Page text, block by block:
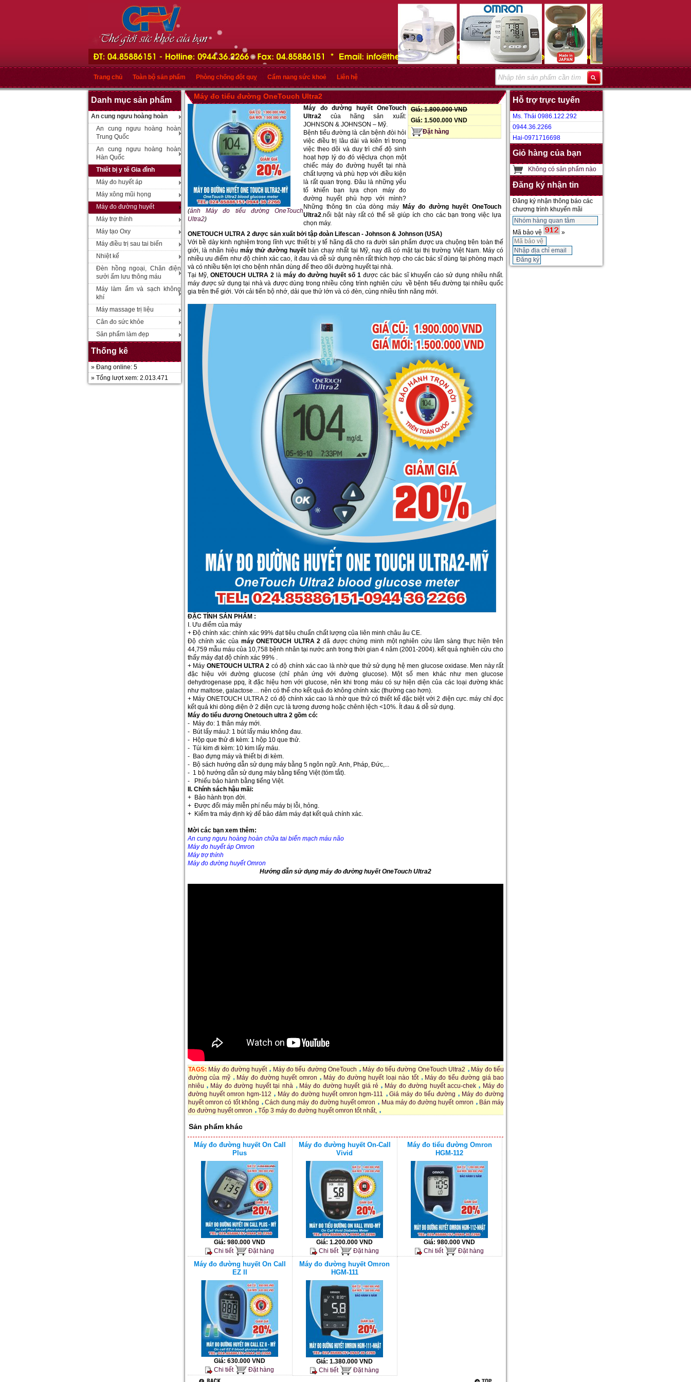
Trang chủ Toàn bộ sản phẩm Phòng chống đột quỵ Cẩm nang sức khoẻ Liên hệ
Danh mục sản phẩm
An cung ngưu hoàng hoàn
An cung ngưu hoàng hoàn
Trung Quốc
An cung ngưu hoàng hoàn
Hàn Quốc
Thiết bị y tế Gia đình
Máy đo huyết áp
Máy xông mũi họng
Máy đo đường huyết
Máy trợ thính
Máy tạo Oxy
Máy điều trị sau tai biến
Nhiệt kế
Đèn hồng ngoại, Chăn điện
sưởi ấm lưu thông máu
Máy làm ẩm và sạch không
khí
Máy massage trị liệu
Cân đo sức khỏe
Sản phẩm làm đẹp
Thống kê
» Đang online: 5
» Tổng lượt xem: 2.013.471
Máy đo tiểu đường OneTouch Ultra2
(ảnh Máy đo tiểu đường OneTouch
Ultra2)
Máy đo đường huyết OneTouch
Ultra2 của hãng sản xuất:
JOHNSON & JOHNSON – Mỹ.
Bệnh tiểu đường là căn bệnh đòi hỏi
việc điều trị lâu dài và kiên trì trong
việc theo dõi và duy trì chế độ sinh
hoạt hợp lý do đó việclựa chọn một
chiếc máy đo đường huyết tại nhà
chất lượng và phù hợp với điều kiện
là rất quan trọng. Đâu là những yếu
tố khiến bạn lựa chọn máy đo
đường huyết phù hợp với mình?
Những thông tin của dòng máy
Máy đo đường huyết OneTouch
Ultra2.nổi bật này rất có thể sẽ giúp ích cho các bạn trong việc lựa
chọn máy.
Giá:1.800.000 VND
Giá: 1.500.000 VND
Đặt hàng
ONETOUCH ULTRA 2 được sản xuất bởi tập đoàn Lifescan - Johnson & Johnson (USA)
Với bề dày kinh nghiệm trong lĩnh vực thiết bị y tế hãng đã cho ra đười sản phẩm được ưa chuộng trên toàn thế
giới, là nhãn hiệu máy thử đường huyết bán chạy nhất tại Mỹ, nay đã có mặt tại thị trường Việt Nam. Máy có
nhiều ưu điểm như độ chính xác cao, ít đau và dễ sử dụng nên rất thích hợp cho các bác sĩ dùng tại phòng mạch
và có nhiều tiện lợi cho bệnh nhân dùng để theo dõi đường huyết tại nhà.
Tại Mỹ, ONETOUCH ULTRA 2 là máy đo đường huyết số 1 được các bác sĩ khuyến cáo sử dụng nhiều nhất.
máy được sử dụng tại nhà và được dùng trong nhiều công trình nghiên cứu về bệnh tiểu đường tại nhiều quốc
gia trên thế giới. Với cải tiến bộ nhớ, dải que thử lớn và có đèn, cùng nhiều tính năng mới.
ĐẶC TÍNH SẢN PHẨM :
I. Ưu điểm của máy
+ Độ chính xác: chính xác 99% đạt tiêu chuẩn chất lượng của liên minh châu âu CE.
Độ chính xác củamáy ONETOUCH ULTRA 2đã được chứng minh một nghiên cứu lâm sàng thực hiện trên
44,759 mẫu máu của 10,758 bệnh nhân tại nước anh trong thời gian 4 năm (2001-2004). kết quả nghiên cứu cho
thấy máy đạt độ chính xác 99% .
+ Máy ONETOUCH ULTRA 2 có độ chính xác cao là nhờ que thử sử dụng hệ men glucose oxidase. Men này rất
đặc hiệu với đường glucose (chỉ phản ứng với đường glucose). Một số men khác như men glucose
dehydrogenase ppq, ít đặc hiệu hơn với glucose, nên khi trong máu có sự hiện diện của các loại đường khác
như maltose, galactose… nên có thể cho kết quả đo không chính xác (thường cao hơn).
+ Máy ONETOUCH ULTRA 2 có độ chính xác cao là nhờ que thử có thiết kế đặc biệt với 2 điện cực. máy chỉ đọc
kết quả khi dòng điện ở 2 điện cực là tương đương hoặc chênh lệch <10%. Ít đau & dễ sử dụng.
Máy đo tiểu đương Onetouch ultra 2 gồm có:
- Máy đo: 1 thân máy mới.
- Bút lấy máuJ: 1 bút lấy máu không đau.
- Hộp que thử đi kèm: 1 hộp 10 que thử.
- Túi kim đi kèm: 10 kim lấy máu.
- Bao đựng máy và thiết bị đi kèm.
- Bộ sách hướng dẫn sử dụng máy bằng 5 ngôn ngữ. Anh, Pháp, Đức,...
- 1 bộ hướng dẫn sử dụng máy bằng tiếng Việt (tóm tắt).
- Phiếu bảo hành bằng tiếng Việt.
II. Chính sách hậu mãi:
+ Bảo hành trọn đời.
+ Được đổi máy miễn phí nếu máy bị lỗi, hỏng.
+ Kiểm tra máy định kỳ để bảo đảm máy đạt kết quả chính xác.
Mời các bạn xem thêm:
An cung ngưu hoàng hoàn chữa tai biến mạch máu não
Máy đo huyết áp Omron
Máy trợ thính
Máy đo đường huyết Omron
Hướng dẫn sử dụng máy đo đường huyếtOneTouch Ultra2
TAGS: Máy đo đường huyết Máy đo tiểu đường OneTouch Máy đo tiểu đường OneTouch Ultra2
Máy đo tiểu
đường của mỹ
Máy đo đường huyết omron Máy đo đường huyết loại nào tốt
Máy đo tiểu đường giá bao
nhiêu
Máy đo đường huyết tại nhà Máy đo đường huyết giá rẻ Máy đo đường huyết accu-chek
Máy đo
đường huyết omron hgm-112
Máy đo đường huyết omron hgm-111 Giá máy đo tiểu đường
Máy đo đường
huyết omron có tốt không
Cách dung máy đo đường huyết omron Mua máy đo đường huyết omron
Bán máy
đo đường huyết omron
Tốp 3 máy đo đường huyết omron tốt nhất,
Sản phẩm khác
Máy đo đường huyết On Call
Plus
Giá: 980.000 VND
Chi tiết
Đặt hàng
Máy đo đường huyết On-Call
Vivid
Giá: 1.200.000 VND
Chi tiết
Đặt hàng
Máy đo tiểu đường Omron
HGM-112
Giá: 980.000 VND
Chi tiết
Đặt hàng
Máy đo đường huyết On Call
EZ II
Giá: 630.000 VND
Chi tiết
Đặt hàng
Máy đo đường huyết Omron
HGM-111
Giá: 1.380.000 VND
Chi tiết
Đặt hàng
Hỗ trợ trực tuyến
Ms. Thái 0986.122.292
0944.36.2266
Hai-0971716698
Giỏ hàng của bạn
Không có sản phẩm nào
Đăng ký nhận tin
Đăng ký nhận thông báo các
chương trình khuyến mãi
Mã bảo vệ »